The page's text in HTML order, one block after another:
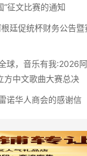
”征文比赛的通知
根廷促统杯财务公告暨
球，音乐有我:2026
方中文歌曲大赛总决
诺华人商会的感谢信